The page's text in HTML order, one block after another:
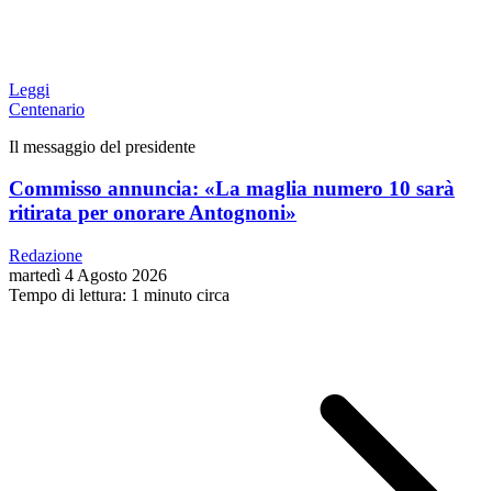
Leggi
Centenario
Il messaggio del presidente
Commisso annuncia: «La maglia numero 10 sarà
ritirata per onorare Antognoni»
Redazione
martedì 4 Agosto 2026
Tempo di lettura: 1 minuto circa